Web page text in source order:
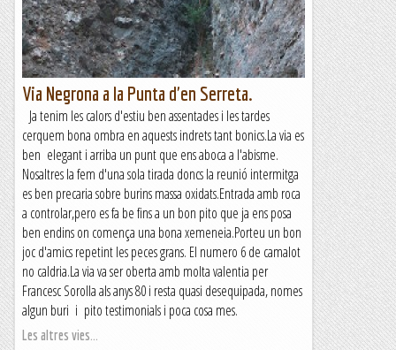
Via Negrona a la Punta d'en Serreta.
Ja tenim les calors d'estiu ben assentades i les tardes
cerquem bona ombra en aquests indrets tant bonics.La via es
ben elegant i arriba un punt que ens aboca a l'abisme.
Nosaltres la fem d'una sola tirada doncs la reunió intermitga
es ben precaria sobre burins massa oxidats.Entrada amb roca
a controlar,pero es fa be fins a un bon pito que ja ens posa
ben endins on comença una bona xemeneia.Porteu un bon
joc d'amics repetint les peces grans. El numero 6 de camalot
no caldria.La via va ser oberta amb molta valentia per
Francesc Sorolla als anys 80 i resta quasi desequipada, nomes
algun buri i pito testimonials i poca cosa mes.
Les altres vies...